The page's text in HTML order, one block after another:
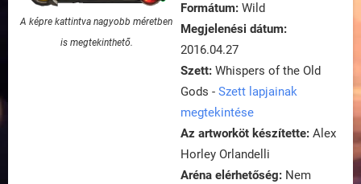
A képre kattintva nagyobb méretben
is megtekinthető.
Formátum: Wild
Megjelenési dátum:
2016.04.27
Szett: Whispers of the Old
Gods - Szett lapjainak
megtekintése
Az artworköt készítette: Alex
Horley Orlandelli
Aréna elérhetőség: Nem